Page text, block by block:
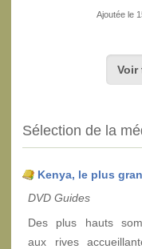
Ajoutée le
Voir
Sélection de la
Kenya, le plus
DVD Guides
Des plus hauts
aux rives